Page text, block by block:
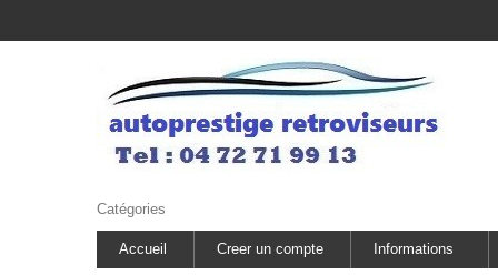
Catégories
Accueil Creer un compte Informations